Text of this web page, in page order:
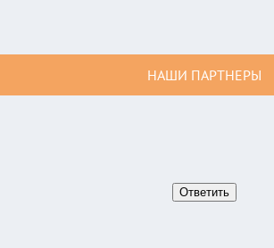
НАШИ ПАРТНЕРЫ